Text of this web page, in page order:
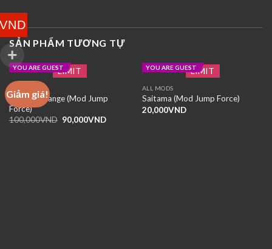
SẢN PHẨM TƯƠNG TỰ
Giảm giá!
LIMIT
YOU ARE GUEST
Piccolo Orange (Mod Jump
Force)
100,000VND Giá
gốc
90,000VNDGiá
LIMIT
YOU ARE GUEST
ALL MODS
Saitama (Mod Jump Force)
20,000VND
VND